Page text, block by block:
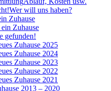
Wer will uns haben?
Zuhause
Zuhause
gefunden!
Zuhause 2025
Zuhause 2024
Zuhause 2023
Zuhause 2022
Zuhause 2021
2013 – 2020